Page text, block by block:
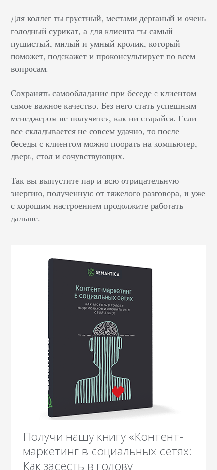
Для коллег ты грустный, местами дерганый и очень
голодный сурикат, а для клиента ты самый
пушистый, милый и умный кролик, который
поможет, подскажет и проконсультирует по всем
вопросам.
Сохранять самообладание при беседе с клиентом –
самое важное качество. Без него стать успешным
менеджером не получится, как ни старайся. Если
все складывается не совсем удачно, то после
беседы с клиентом можно поорать на компьютер,
дверь, стол и сочувствующих.
Так вы выпустите пар и всю отрицательную
энергию, полученную от тяжелого разговора, и уже
с хорошим настроением продолжите работать
дальше.
Получи нашу книгу «Контент-
маркетинг в социальных сетях:
Как засесть в голову